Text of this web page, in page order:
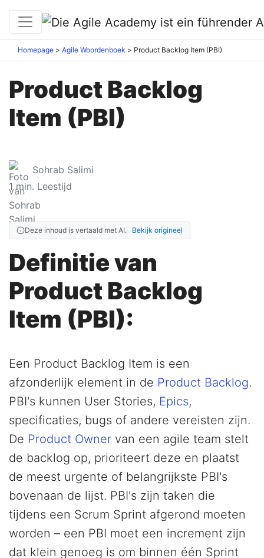
Homepage Agile Woordenboek Product Backlog Item (PBI)
Product Backlog
Item (PBI)
Sohrab Salimi
1min. Leestijd
Deze inhoud is vertaald met AI. Bekijk origineel
Definitie van
Product Backlog
Item (PBI):
Een Product Backlog Item is een
afzonderlijk element in de Product Backlog.
PBI's kunnen User Stories, Epics,
specificaties, bugs of andere vereisten zijn.
De Product Owner van een agile team stelt
de backlog op, prioriteert deze en plaatst
de meest urgente of belangrijkste PBI's
bovenaan de lijst. PBI's zijn taken die
tijdens een Scrum Sprint afgerond moeten
worden – een PBI moet een increment zijn
dat klein genoeg is om binnen één Sprint